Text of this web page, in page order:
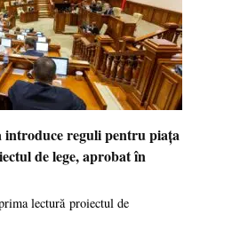
introduce reguli pentru piața
de lege, aprobat în
lectură proiectul de